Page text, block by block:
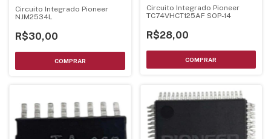
Circuito Integrado Pioneer
NJM2534L
R$30,00
Circuito Integrado Pioneer
TC74VHCT125AF SOP-14
R$28,00